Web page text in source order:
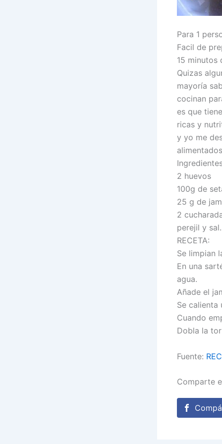
Para 1
Facil de
15 minutos
Quizas
mayoría
cocinan
es que
ricas y
y yo me
2 huevos
100g de
25 g de
2
perejil y sal.
RECETA:
Se limpian
En una
agua.
Añade el
Se calienta
Cuando
Dobla la
Fuente:
Comparte